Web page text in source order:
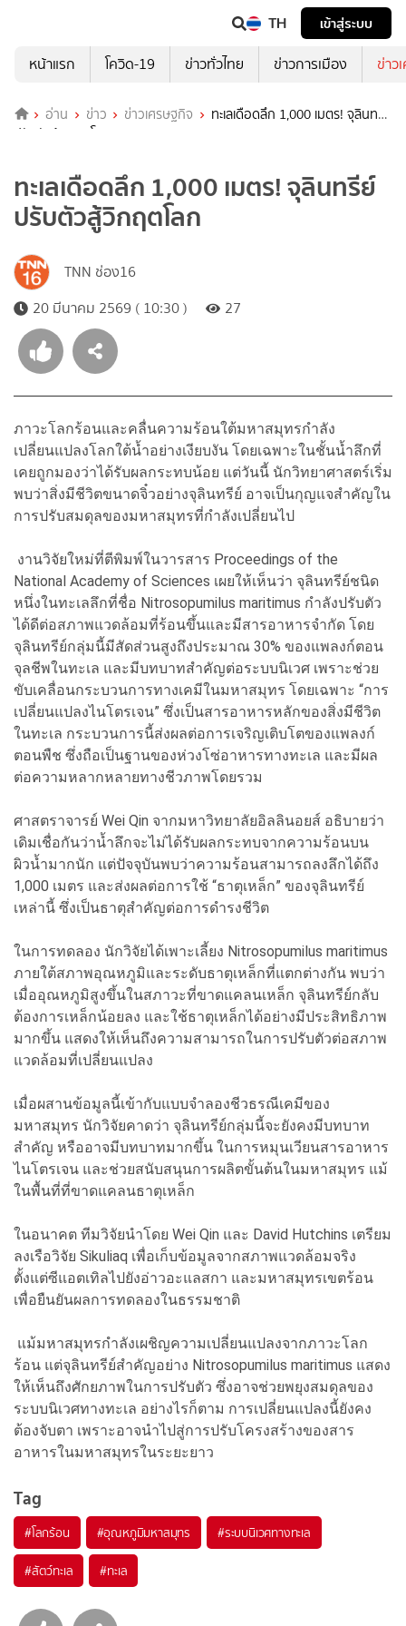
TH
เข้าสู่ระบบ
หน้าแรก
โควิด-19 ข่าวทั่วไทย ข่าวการเมือง ข่าว
อ่าน ข่าว ข่าวเศรษฐกิจ
ทะเลเดือดลึก 1,000 เมตร! จุลินทรีย์
ปรับตัวสู้วิกฤตโลก
ทะเลเดือดลึก 1,000 เมตร! จุลินทรีย์
ปรับตัวสู้วิกฤตโลก
TNN ช่อง16
20 มีนาคม 2569 ( 10:30 )
27
ภาวะโลกร้อนและคลื่นความร้อนใต้มหาสมุทรกำลัง
เปลี่ยนแปลงโลกใต้น้ำอย่างเงียบงัน โดยเฉพาะในชั้นน้ำลึกที่
เคยถูกมองว่าได้รับผลกระทบน้อย แต่วันนี้ นักวิทยาศาสตร์เริ่ม
พบว่าสิ่งมีชีวิตขนาดจิ๋วอย่างจุลินทรีย์ อาจเป็นกุญแจสำคัญใน
การปรับสมดุลของมหาสมุทรที่กำลังเปลี่ยนไป
งานวิจัยใหม่ที่ตีพิมพ์ในวารสาร Proceedings of the
National Academy of Sciences เผยให้เห็นว่า จุลินทรีย์ชนิด
หนึ่งในทะเลลึกที่ชื่อ Nitrosopumilus maritimus กำลังปรับตัว
ได้ดีต่อสภาพแวดล้อมที่ร้อนขึ้นและมีสารอาหารจำกัด โดย
จุลินทรีย์กลุ่มนี้มีสัดส่วนสูงถึงประมาณ 30% ของแพลงก์ตอน
จุลชีพในทะเล และมีบทบาทสำคัญต่อระบบนิเวศ เพราะช่วย
ขับเคลื่อนกระบวนการทางเคมีในมหาสมุทร โดยเฉพาะ “การ
เปลี่ยนแปลงไนโตรเจน” ซึ่งเป็นสารอาหารหลักของสิ่งมีชีวิต
ในทะเล กระบวนการนี้ส่งผลต่อการเจริญเติบโตของแพลงก์
ตอนพืช ซึ่งถือเป็นฐานของห่วงโซ่อาหารทางทะเล และมีผล
ต่อความหลากหลายทางชีวภาพโดยรวม
ศาสตราจารย์ Wei Qin จากมหาวิทยาลัยอิลลินอยส์ อธิบายว่า
เดิมเชื่อกันว่าน้ำลึกจะไม่ได้รับผลกระทบจากความร้อนบน
ผิวน้ำมากนัก แต่ปัจจุบันพบว่าความร้อนสามารถลงลึกได้ถึง
1,000 เมตร และส่งผลต่อการใช้ “ธาตุเหล็ก” ของจุลินทรีย์
เหล่านี้ ซึ่งเป็นธาตุสำคัญต่อการดำรงชีวิต
ในการทดลอง นักวิจัยได้เพาะเลี้ยง Nitrosopumilus maritimus
ภายใต้สภาพอุณหภูมิและระดับธาตุเหล็กที่แตกต่างกัน พบว่า
เมื่ออุณหภูมิสูงขึ้นในสภาวะที่ขาดแคลนเหล็ก จุลินทรีย์กลับ
ต้องการเหล็กน้อยลง และใช้ธาตุเหล็กได้อย่างมีประสิทธิภาพ
มากขึ้น แสดงให้เห็นถึงความสามารถในการปรับตัวต่อสภาพ
แวดล้อมที่เปลี่ยนแปลง
เมื่อผสานข้อมูลนี้เข้ากับแบบจำลองชีวธรณีเคมีของ
มหาสมุทร นักวิจัยคาดว่า จุลินทรีย์กลุ่มนี้จะยังคงมีบทบาท
สำคัญ หรืออาจมีบทบาทมากขึ้น ในการหมุนเวียนสารอาหาร
ไนโตรเจน และช่วยสนับสนุนการผลิตขั้นต้นในมหาสมุทร แม้
ในพื้นที่ที่ขาดแคลนธาตุเหล็ก
ในอนาคต ทีมวิจัยนำโดย Wei Qin และ David Hutchins เตรียม
ลงเรือวิจัย Sikuliaq เพื่อเก็บข้อมูลจากสภาพแวดล้อมจริง
ตั้งแต่ซีแอตเทิลไปยังอ่าวอะแลสกา และมหาสมุทรเขตร้อน
เพื่อยืนยันผลการทดลองในธรรมชาติ
แม้มหาสมุทรกำลังเผชิญความเปลี่ยนแปลงจากภาวะโลก
ร้อน แต่จุลินทรีย์สำคัญอย่าง Nitrosopumilus maritimus แสดง
ให้เห็นถึงศักยภาพในการปรับตัว ซึ่งอาจช่วยพยุงสมดุลของ
ระบบนิเวศทางทะเล อย่างไรก็ตาม การเปลี่ยนแปลงนี้ยังคง
ต้องจับตา เพราะอาจนำไปสู่การปรับโครงสร้างของสาร
อาหารในมหาสมุทรในระยะยาว
Tag
#โลกร้อน #อุณหภูมิมหาสมุทร #ระบบนิเวศทางทะเล
#สัตว์ทะเล #ทะเล